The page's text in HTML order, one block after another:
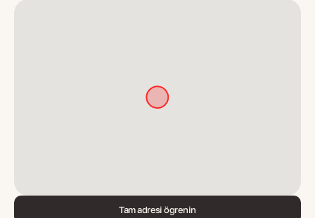
Tam adresi öğrenin